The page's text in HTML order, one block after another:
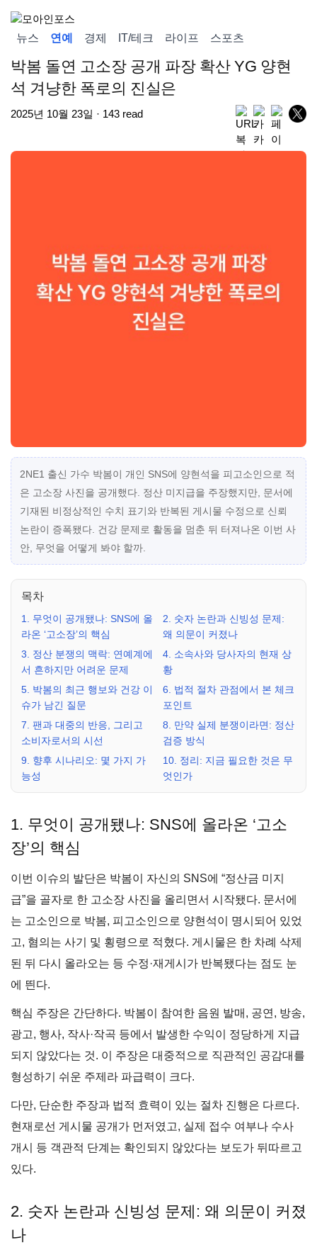
뉴스 연예 경제 IT/테크 라이프 스포츠
박봄 돌연 고소장 공개 파장 확산 YG 양현
석 겨냥한 폭로의 진실은
2025년 10월 23일 · 143 read
2NE1 출신 가수 박봄이 개인 SNS에 양현석을 피고소인으로 적
은 고소장 사진을 공개했다. 정산 미지급을 주장했지만, 문서에
기재된 비정상적인 수치 표기와 반복된 게시물 수정으로 신뢰
논란이 증폭됐다. 건강 문제로 활동을 멈춘 뒤 터져나온 이번 사
안, 무엇을 어떻게 봐야 할까.
목차
1. 무엇이 공개됐나: SNS에 올
라온 ‘고소장’의 핵심
2. 숫자 논란과 신빙성 문제:
왜 의문이 커졌나
3. 정산 분쟁의 맥락: 연예계에
서 흔하지만 어려운 문제
4. 소속사와 당사자의 현재 상
황
5. 박봄의 최근 행보와 건강 이
슈가 남긴 질문
6. 법적 절차 관점에서 본 체크
포인트
7. 팬과 대중의 반응, 그리고
소비자로서의 시선
8. 만약 실제 분쟁이라면: 정산
검증 방식
9. 향후 시나리오: 몇 가지 가
능성
10. 정리: 지금 필요한 것은 무
엇인가
1. 무엇이 공개됐나: SNS에 올라온 ‘고소
장’의 핵심
이번 이슈의 발단은 박봄이 자신의 SNS에 “정산금 미지
급”을 골자로 한 고소장 사진을 올리면서 시작됐다. 문서에
는 고소인으로 박봄, 피고소인으로 양현석이 명시되어 있었
고, 혐의는 사기 및 횡령으로 적혔다. 게시물은 한 차례 삭제
된 뒤 다시 올라오는 등 수정·재게시가 반복됐다는 점도 눈
에 띈다.
핵심 주장은 간단하다. 박봄이 참여한 음원 발매, 공연, 방송,
광고, 행사, 작사·작곡 등에서 발생한 수익이 정당하게 지급
되지 않았다는 것. 이 주장은 대중적으로 직관적인 공감대를
형성하기 쉬운 주제라 파급력이 크다.
다만, 단순한 주장과 법적 효력이 있는 절차 진행은 다르다.
현재로선 게시물 공개가 먼저였고, 실제 접수 여부나 수사
개시 등 객관적 단계는 확인되지 않았다는 보도가 뒤따르고
있다.
2. 숫자 논란과 신빙성 문제: 왜 의문이 커졌
나